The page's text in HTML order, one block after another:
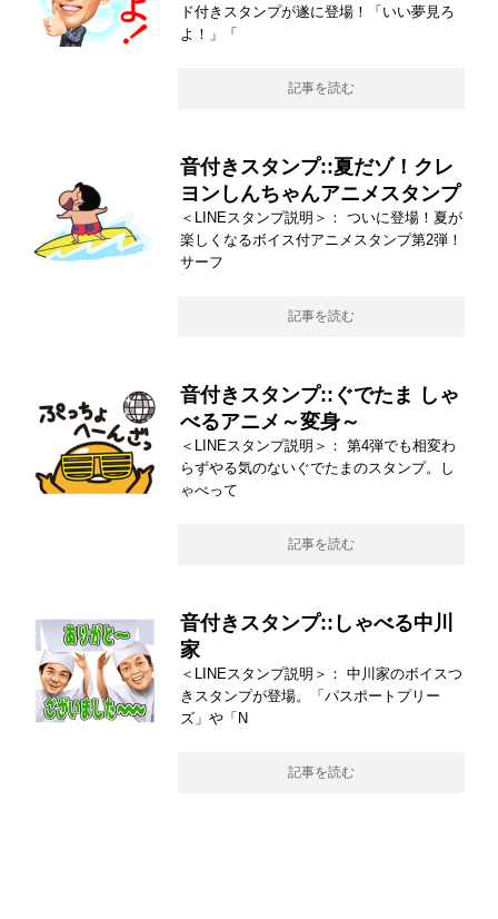
ド付きスタンプが遂に登場！「いい夢見ろ
よ！」「
記事を読む
音付きスタンプ::夏だゾ！クレ
ヨンしんちゃんアニメスタンプ
＜LINEスタンプ説明＞： ついに登場！夏が
楽しくなるボイス付アニメスタンプ第2弾！
サーフ
記事を読む
音付きスタンプ::ぐでたま しゃ
べるアニメ～変身～
＜LINEスタンプ説明＞： 第4弾でも相変わ
らずやる気のないぐでたまのスタンプ。し
ゃべって
記事を読む
音付きスタンプ::しゃべる中川
家
＜LINEスタンプ説明＞： 中川家のボイスつ
きスタンプが登場。「パスポートプリー
ズ」や「N
記事を読む